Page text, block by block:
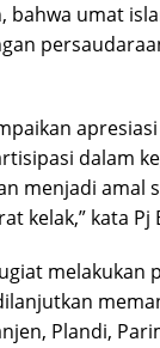
bahwa umat
dalam
menjadi amal
kelak,” kata Pj
melakukan
Plandi,